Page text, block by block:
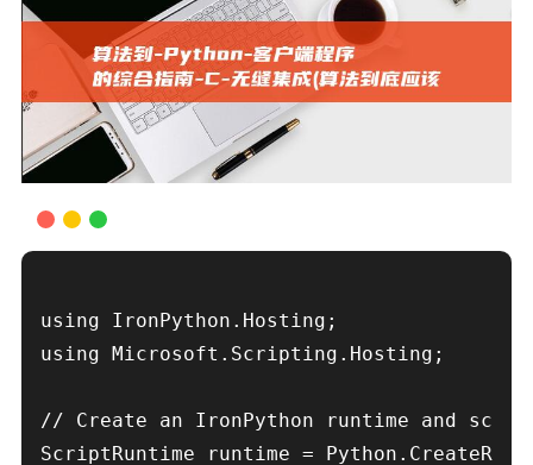
using IronPython.Hosting;
using Microsoft.Scripting.Hosting;
// Create an IronPython runtime and scope
ScriptRuntime runtime =